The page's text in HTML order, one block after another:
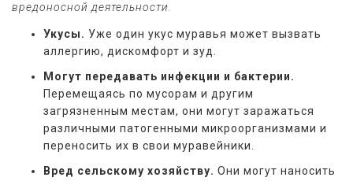
вредоносной деятельности.
Укусы. Уже один укус муравья может вызвать
аллергию, дискомфорт и зуд.
Могут передавать инфекции и бактерии.
Перемещаясь по мусорам и другим
загрязненным местам, они могут заражаться
различными патогенными микроорганизмами и
переносить их в свои муравейники.
Вред сельскому хозяйству. Они могут наносить